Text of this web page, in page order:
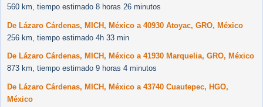
560 km, tiempo estimado 8 horas 26 minutos
De Lázaro Cárdenas, MICH, México a 40930 Atoyac, GRO, México
256 km, tiempo estimado 4h 33 min
De Lázaro Cárdenas, MICH, México a 41930 Marquelia, GRO, México
873 km, tiempo estimado 9 horas 4 minutos
De Lázaro Cárdenas, MICH, México a 43740 Cuautepec, HGO,
México